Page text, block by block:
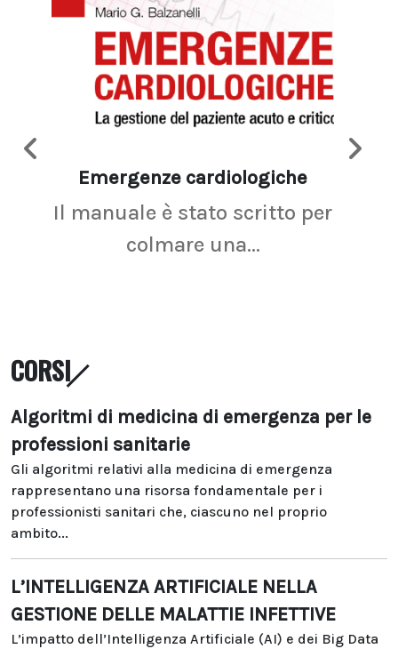
Emergenze cardiologiche
Il manuale è stato scritto per
colmare una...
CORSI
Algoritmi di medicina di emergenza per le
professioni sanitarie
Gli algoritmi relativi alla medicina di emergenza
rappresentano una risorsa fondamentale per i
professionisti sanitari che, ciascuno nel proprio
ambito...
L’INTELLIGENZA ARTIFICIALE NELLA
GESTIONE DELLE MALATTIE INFETTIVE
L’impatto dell’Intelligenza Artificiale (AI) e dei Big Data